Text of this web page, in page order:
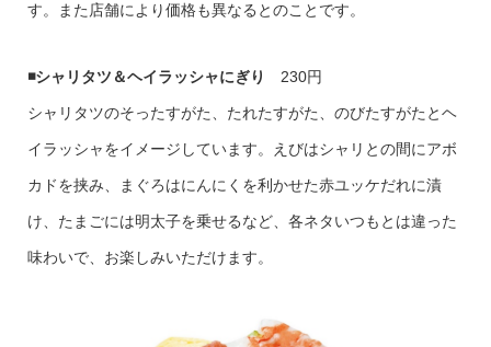
す。また店舗により価格も異なるとのことです。
◾️シャリタツ＆ヘイラッシャにぎり 230円
シャリタツのそったすがた、たれたすがた、のびたすがたとヘ
イラッシャをイメージしています。えびはシャリとの間にアボ
カドを挟み、まぐろはにんにくを利かせた赤ユッケだれに漬
け、たまごには明太子を乗せるなど、各ネタいつもとは違った
味わいで、お楽しみいただけます。